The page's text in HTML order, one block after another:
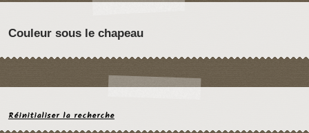
Couleur sous le chapeau
Réinitialiser la recherche